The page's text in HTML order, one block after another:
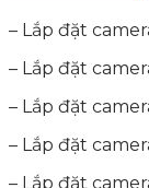
– Lắp đặt
– Lắp đặt
– Lắp đặt
– Lắp đặt
– Lắp đặt